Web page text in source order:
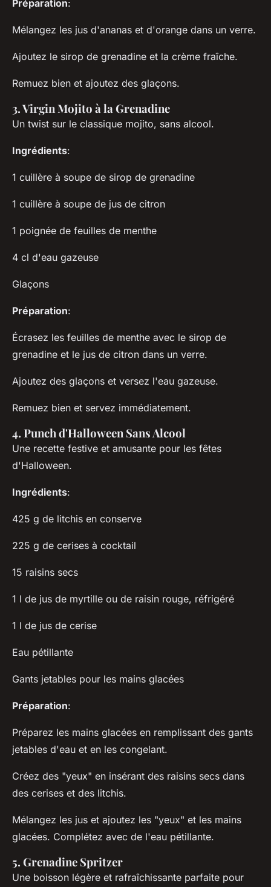
Préparation:
Mélangez les jus d'ananas et d'orange dans un verre.
Ajoutez le sirop de grenadine et la crème fraîche.
Remuez bien et ajoutez des glaçons.
3. Virgin Mojito à la Grenadine
Un twist sur le classique mojito, sans alcool.
Ingrédients:
1 cuillère à soupe de sirop de grenadine
1 cuillère à soupe de jus de citron
1 poignée de feuilles de menthe
4 cl d'eau gazeuse
Glaçons
Préparation:
Écrasez les feuilles de menthe avec le sirop de
grenadine et le jus de citron dans un verre.
Ajoutez des glaçons et versez l'eau gazeuse.
Remuez bien et servez immédiatement.
4. Punch d'Halloween Sans Alcool
Une recette festive et amusante pour les fêtes
d'Halloween.
Ingrédients:
425 g de litchis en conserve
225 g de cerises à cocktail
15 raisins secs
1 l de jus de myrtille ou de raisin rouge, réfrigéré
1 l de jus de cerise
Eau pétillante
Gants jetables pour les mains glacées
Préparation:
Préparez les mains glacées en remplissant des gants
jetables d'eau et en les congelant.
Créez des "yeux" en insérant des raisins secs dans
des cerises et des litchis.
Mélangez les jus et ajoutez les "yeux" et les mains
glacées. Complétez avec de l'eau pétillante.
5. Grenadine Spritzer
Une boisson légère et rafraîchissante parfaite pour